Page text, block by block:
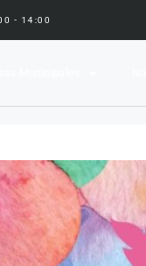
- 14:00